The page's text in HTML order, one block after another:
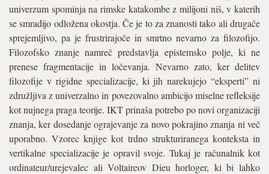
univerzum spominja na rimske katakombe z milijoni niš, v katerih
se smradijo odložena okostja. Če je to za znanosti tako ali drugače
sprejemljivo, pa je frustrirajoče in smrtno nevarno za filozofijo.
Filozofsko znanje namreč predstavlja epistemsko polje, ki ne
prenese fragmentacije in ločevanja. Nevarno zato, ker delitev
filozofije v rigidne specializacije, ki jih narekujejo “eksperti” ni
združljiva z univerzalno in povezovalno ambicijo miselne refleksije
kot nujnega praga teorije. IKT prinaša potrebo po novi organizaciji
znanja, ker dosedanje ograjevanje za novo pokrajino znanja ni več
uporabno. Vzorec knjige kot trdno strukturiranega konteksta in
vertikalne specializacije je opravil svoje. Tukaj je računalnik kot
ordinateur/urejevalec ali Voltaireov Dieu horloger, ki bi lahko